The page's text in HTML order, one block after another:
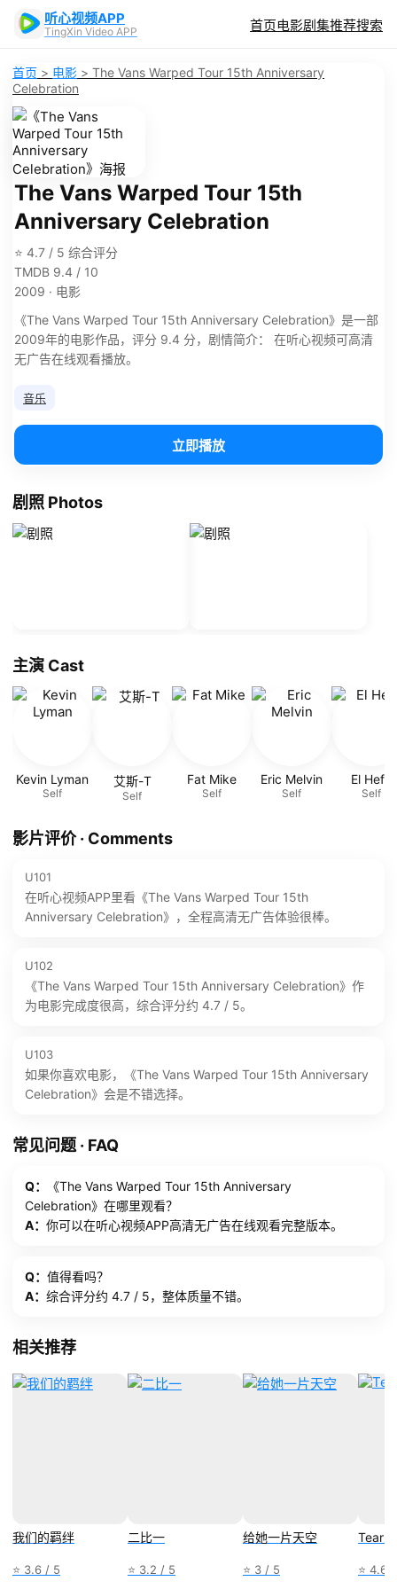
听心视频APP
TingXin Video APP 首页电影剧集推荐搜索
首页 > 电影 > The Vans Warped Tour 15th Anniversary
Celebration
The Vans Warped Tour 15th
Anniversary Celebration
⭐ 4.7 / 5 综合评分
TMDB 9.4 / 10
2009 · 电影
《The Vans Warped Tour 15th Anniversary Celebration》是一部
2009年的电影作品，评分 9.4 分，剧情简介： 在听心视频可高清
无广告在线观看播放。
音乐
立即播放
剧照 Photos
主演 Cast
Kevin Lyman
Self
艾斯-T
Self
Fat Mike
Self
Eric Melvin
Self
El Hefe
Self
影片评价 · Comments
U101
在听心视频APP里看《The Vans Warped Tour 15th
Anniversary Celebration》，全程高清无广告体验很棒。
U102
《The Vans Warped Tour 15th Anniversary Celebration》作
为电影完成度很高，综合评分约 4.7 / 5。
U103
如果你喜欢电影，《The Vans Warped Tour 15th Anniversary
Celebration》会是不错选择。
常见问题 · FAQ
Q：
《The Vans Warped Tour 15th Anniversary
Celebration》在哪里观看？
A： 你可以在听心视频APP高清无广告在线观看完整版本。
Q： 值得看吗？
A： 综合评分约 4.7 / 5，整体质量不错。
相关推荐
我们的羁绊
⭐ 3.6 / 5
二比一
⭐ 3.2 / 5
给她一片天空
⭐ 3 / 5
Tear
⭐ 4.6